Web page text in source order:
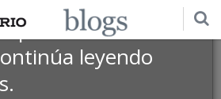
por $1 USD
leyendo